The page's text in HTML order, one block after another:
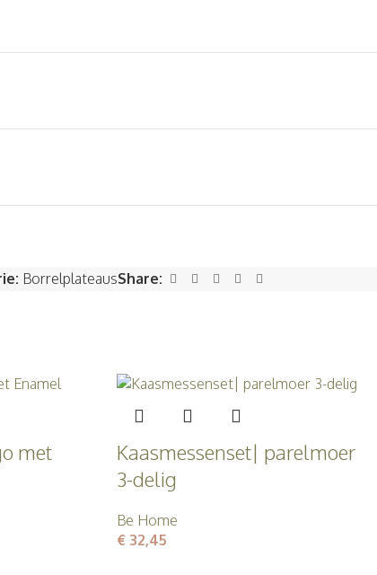
BorrelplateausShare:
met
Kaasmessenset| parelmoer
3-delig
Be Home
€ 32,45